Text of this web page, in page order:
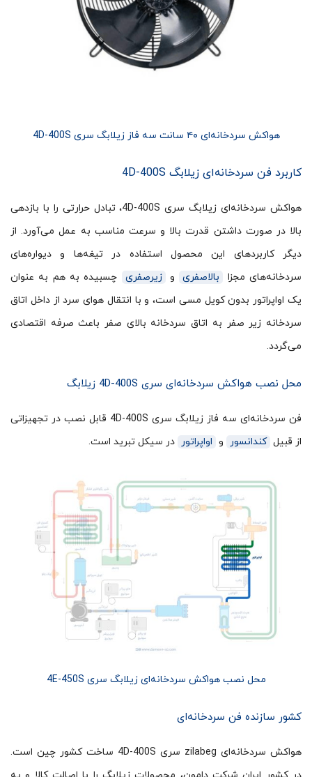
هواکش سردخانه‌ای ۴۰ سانت سه فاز زیلابگ سری 4D-400S
کاربرد فن سردخانه‌ای زیلابگ 4D-400S
هواکش سردخانه‌ای زیلابگ سری 4D-400S، تبادل حرارتی را با بازدهی
بالا در صورت داشتن قدرت بالا و سرعت مناسب به عمل می‌آورد. از
دیگر کاربردهای این محصول استفاده در تیغه‌ها و دیواره‌های
سردخانه‌های مجزا
بالاصفری و زیرصفری
چسبیده به هم به عنوان
یک اواپراتور بدون کویل مسی است، و با انتقال هوای سرد از داخل اتاق
سردخانه زیر صفر به اتاق سردخانه بالای صفر باعث صرفه اقتصادی
می‌گردد.
محل نصب هواکش سردخانه‌ای سری 4D-400S زیلابگ
فن سردخانه‌ای سه فاز زیلابگ سری 4D-400S قابل نصب در تجهیزاتی
از قبیل کندانسور و اواپراتور در سیکل تبرید است.
محل نصب هواکش سردخانه‌ای زیلابگ سری 4E-450S
کشور سازنده فن سردخانه‌ای
هواکش سردخانه‌ای zilabeg سری 4D-400S ساخت کشور چین است.